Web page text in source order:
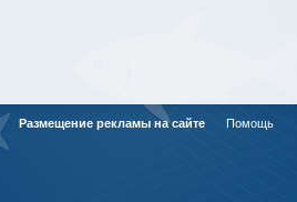
Размещение рекламы на сайте Помощь